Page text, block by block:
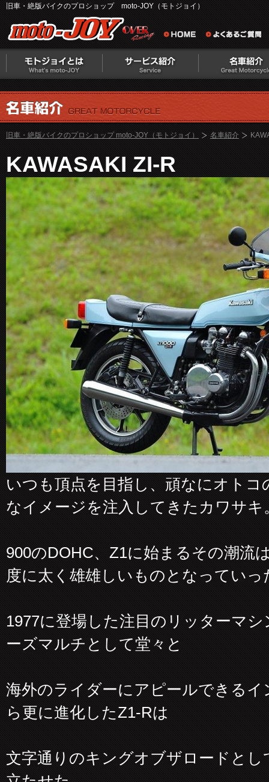
旧車・絶版バイクのプロショップ moto-JOY（モトジョイ）
旧車・絶版バイクのプロショップ moto-JOY（モトジョイ） 名車紹介
KAWASAKI ZI-R
いつも頂点を目指し、頑なにオト
なイメージを注入してきたカワサキ
900のDOHC、Z1に始まるその潮流
度に太く雄雄しいものとなっていっ
1977に登場した注目のリッターマ
ーズマルチとして堂々と
海外のライダーにアピールできる
ら更に進化したZ1-Rは
文字通りのキングオブザロードと